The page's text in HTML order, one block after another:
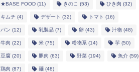
★BASE FOOD(11) きのこ (53) ひき肉 (32)
キムチ (4) デザート (32) トマト (16)
パン (12) 乳製品(7) 卵 (43) 汁物(48)
牛肉 (22) 米(75) 粉物系 (14) 芋(50)
豆腐(20) 豚肉 (63) 野菜(194) 魚介(59)
鶏肉 (87) 麺(48)